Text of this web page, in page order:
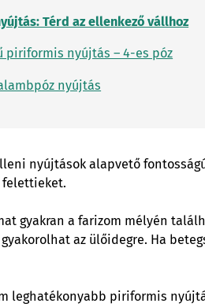
Térd az ellenkező vállhoz
piriformis nyújtás – 4-es póz
nyújtás
nyújtások alapvető
felettieket.
gyakran a farizom mélyén
az ülőidegre. Ha
leghatékonyabb piriformis